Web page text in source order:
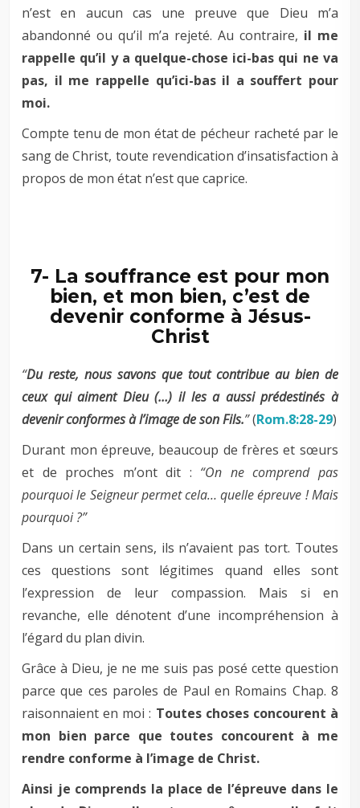
n’est en aucun cas une preuve que Dieu m’a
abandonné ou qu’il m’a rejeté. Au contraire, il me
rappelle qu’il y a quelque-chose ici-bas qui ne va
pas, il me rappelle qu’ici-bas il a souffert pour
moi.
Compte tenu de mon état de pécheur racheté par le
sang de Christ, toute revendication d’insatisfaction à
propos de mon état n’est que caprice.
7- La souffrance est pour mon
bien, et mon bien, c’est de
devenir conforme à Jésus-
Christ
“Du reste, nous savons que tout contribue au bien de
ceux qui aiment Dieu (…) il les a aussi prédestinés à
devenir conformes à l’image de son Fils.”(Rom.8:28-29)
Durant mon épreuve, beaucoup de frères et sœurs
et de proches m’ont dit : “On ne comprend pas
pourquoi le Seigneur permet cela… quelle épreuve ! Mais
pourquoi ?”
Dans un certain sens, ils n’avaient pas tort. Toutes
ces questions sont légitimes quand elles sont
l’expression de leur compassion. Mais si en
revanche, elle dénotent d’une incompréhension à
l’égard du plan divin.
Grâce à Dieu, je ne me suis pas posé cette question
parce que ces paroles de Paul en Romains Chap. 8
raisonnaient en moi : Toutes choses concourent à
mon bien parce que toutes concourent à me
rendre conforme à l’image de Christ.
Ainsi je comprends la place de l’épreuve dans le